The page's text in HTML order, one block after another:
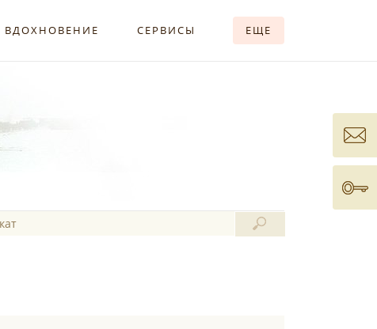
ВДОХНОВЕНИЕ СЕРВИСЫ ЕЩЕ